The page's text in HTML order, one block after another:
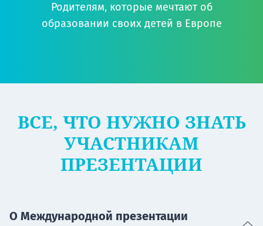
Родителям, которые мечтают об
образовании своих детей в Европе
ВСЕ, ЧТО НУЖНО ЗНАТЬ
УЧАСТНИКАМ
ПРЕЗЕНТАЦИИ
О Международной презентации